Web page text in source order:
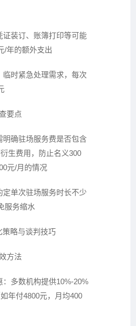
证装订、账簿打印等可能
/年的额外支出
临时紧急处理需求，每次
要点
明确驻场服务费是否包含
生费用，防止名义300
元/月的情况
定单次驻场服务时长不少
服务缩水
策略与谈判技巧
方法
：多数机构提供10%-20%
年付4800元，月均400